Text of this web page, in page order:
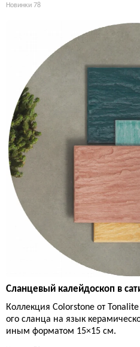
Новинки 78
Сланцевый калейдоскоп в
Коллекция Colorstone от
ого сланца на язык
иным форматом 15×15 см.